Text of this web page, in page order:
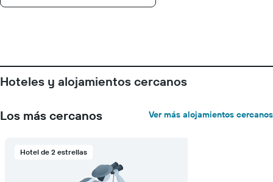
Hoteles y alojamientos cercanos
Los más cercanos Ver más alojamientos cercanos
Hotel de 2 estrellas